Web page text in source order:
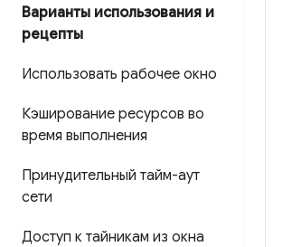
Варианты использования и
рецепты
Использовать рабочее окно
Кэширование ресурсов во
время выполнения
Принудительный тайм-аут
сети
Доступ к тайникам из окна